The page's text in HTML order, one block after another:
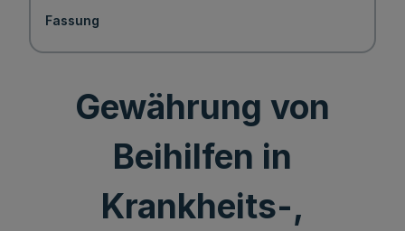
Fassung
Gewährung von
Beihilfen in
Krankheits-,